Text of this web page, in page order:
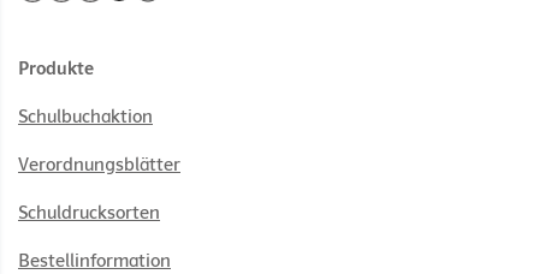
Produkte
Schulbuchaktion
Verordnungsblätter
Schuldrucksorten
Bestellinformation